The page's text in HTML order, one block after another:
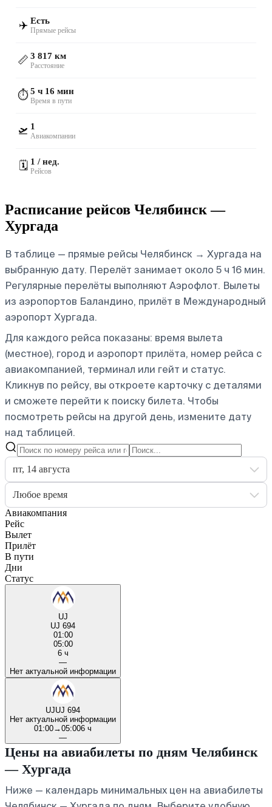
✈️ Есть
Прямые рейсы
📏 3 817 км
Расстояние
⏱️5 ч 16 мин
Время в пути
🛫 1
Авиакомпании
🗓️ 1 / нед.
Рейсов
Расписание рейсов Челябинск —
Хургада
В таблице — прямые рейсы Челябинск → Хургада на
выбранную дату. Перелёт занимает около 5 ч 16 мин.
Регулярные перелёты выполняют Аэрофлот. Вылеты
из аэропортов Баландино, прилёт в Международный
аэропорт Хургада.
Для каждого рейса показаны: время вылета
(местное), город и аэропорт прилёта, номер рейса с
авиакомпанией, терминал или гейт и статус.
Кликнув по рейсу, вы откроете карточку с деталями
и сможете перейти к поиску билета. Чтобы
посмотреть рейсы на другой день, измените дату
над таблицей.
пт, 14 августа
Любое время
Авиакомпания
Рейс
Вылет
Прилёт
В пути
Дни
Статус
UJ
UJ 694
01:00
05:00
6 ч
—
Нет актуальной информации
UJUJ 694
Нет актуальной информации
01:00→05:006 ч
—
Цены на авиабилеты по дням Челябинск
— Хургада
Ниже — календарь минимальных цен на авиабилеты